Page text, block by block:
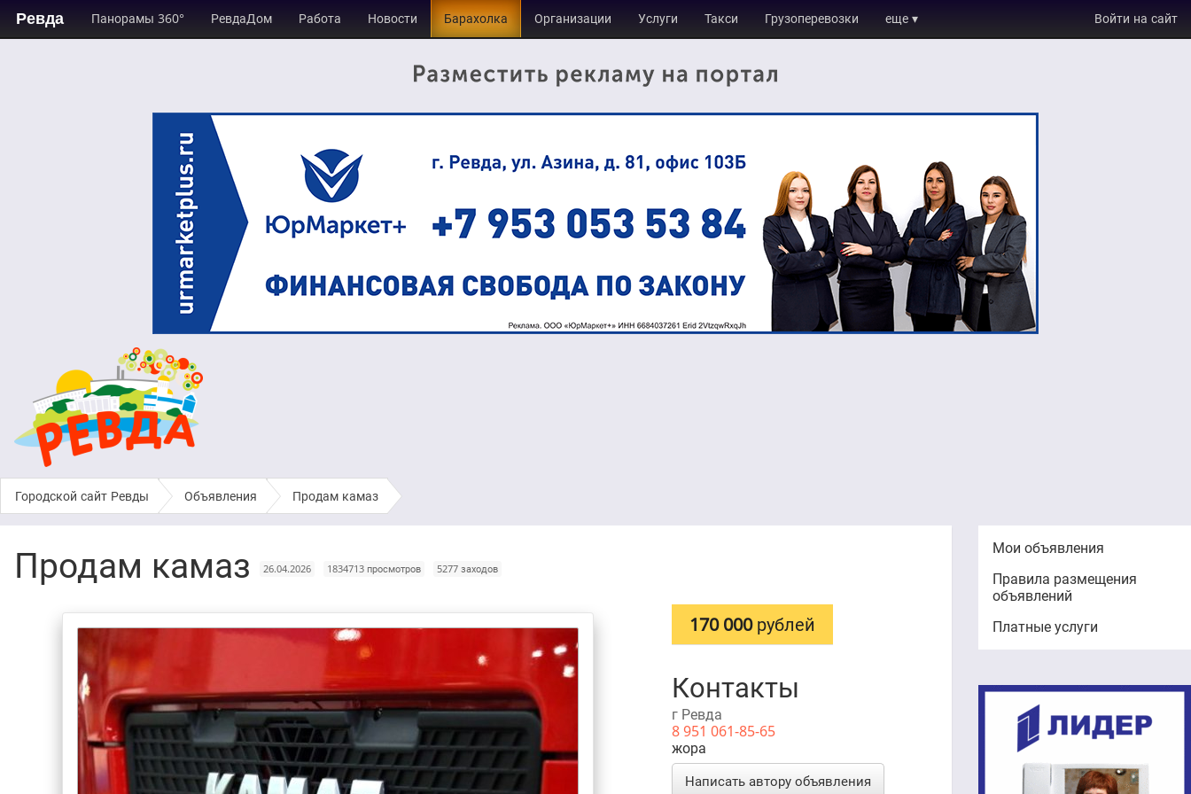
Городской сайт Ревды › Объявления › Продам камаз
Продам камаз 26.04.2026 1834713 просмотров 5277 заходов
170 000рублей
Контакты
г Ревда
8 951 061-85-65
жора
Написать автору объявления
Мои объявления
Правила размещения
объявлений
Платные услуги
Войти на сайт
Ревда Панорамы 360° РевдаДом Работа Новости Барахолка Организации Услуги Такси Грузоперевозки еще ▾